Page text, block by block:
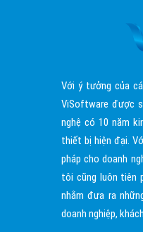
Với ý tưởng của
ViSoftware được
nghệ có 10 năm
thiết bị hiện đại.
pháp cho doanh
tôi cũng luôn tiên
nhằm đưa ra
doanh nghiệp,